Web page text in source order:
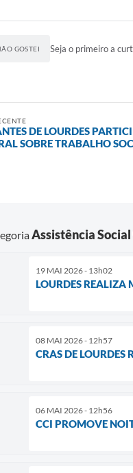
GOSTEI Seja o primeiro a
DE LOURDES
SOBRE TRABALHO
Assistência Social
19 MAI 2026 - 13h02
LOURDES
08 MAI 2026 - 12h57
CRAS DE LOURDES
06 MAI 2026 - 12h56
CCI PROMOVE